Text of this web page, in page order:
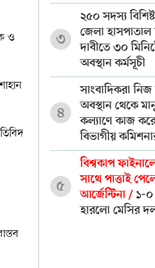
ও
৩
২৫০ সদস্য
জেলা হাসপাতাল
দাবীতে ৩০
অবস্থান কর্মসূচী
৪
সাংবাদিকরা
অবস্থান থেকে
কল্যাণে কাজ
বিভাগীয়
৫
বিশ্বকাপ
সাথে পাত্তাই
আর্জেন্টিনা / ১-
হারলো মেসির